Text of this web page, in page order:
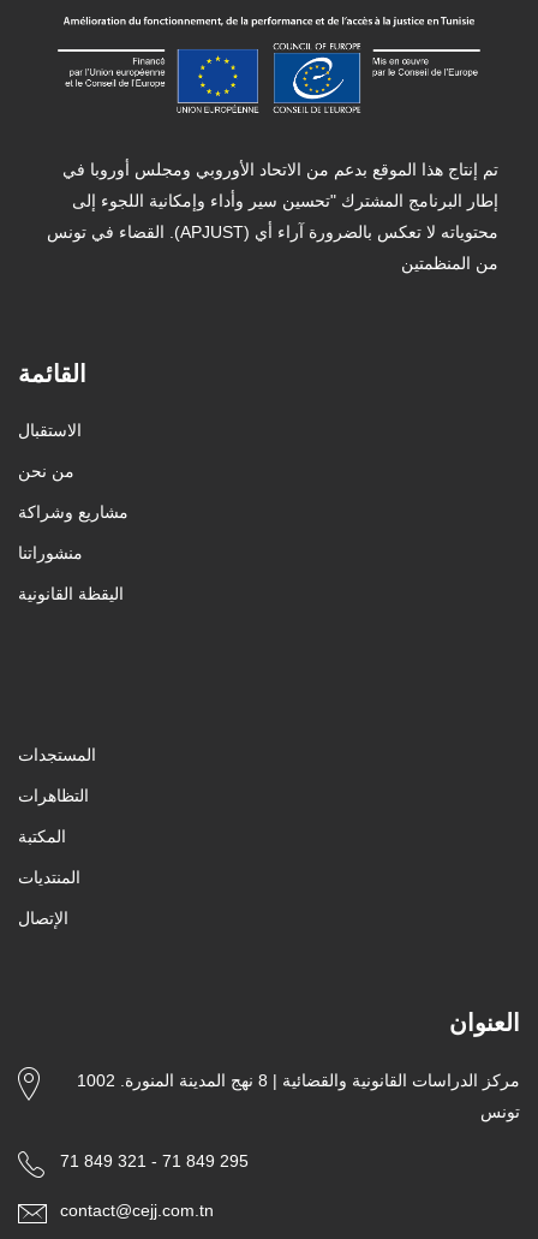
تم إنتاج هذا الموقع بدعم من الاتحاد الأوروبي ومجلس أوروبا في
إطار البرنامج المشترك "تحسين سير وأداء وإمكانية اللجوء إلى
القضاء في تونس .(APJUST) محتوياته لا تعكس بالضرورة آراء أي
من المنظمتين
القائمة
الاستقبال
من نحن
مشاريع وشراكة
منشوراتنا
اليقظة القانونية
المستجدات
التظاهرات
المكتبة
المنتديات
الإتصال
العنوان
مركز الدراسات القانونية والقضائية | 8 نهج المدينة المنورة. 1002
تونس
71 849 321 - 71 849 295
contact@cejj.com.tn